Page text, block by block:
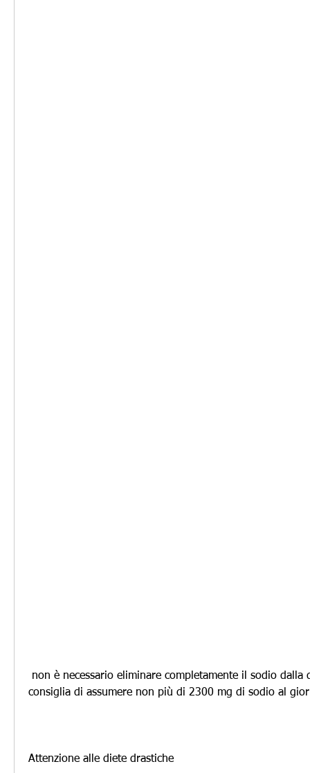
consiglia di assumere non più di 2300 mg di sodio al
Attenzione alle diete drastiche